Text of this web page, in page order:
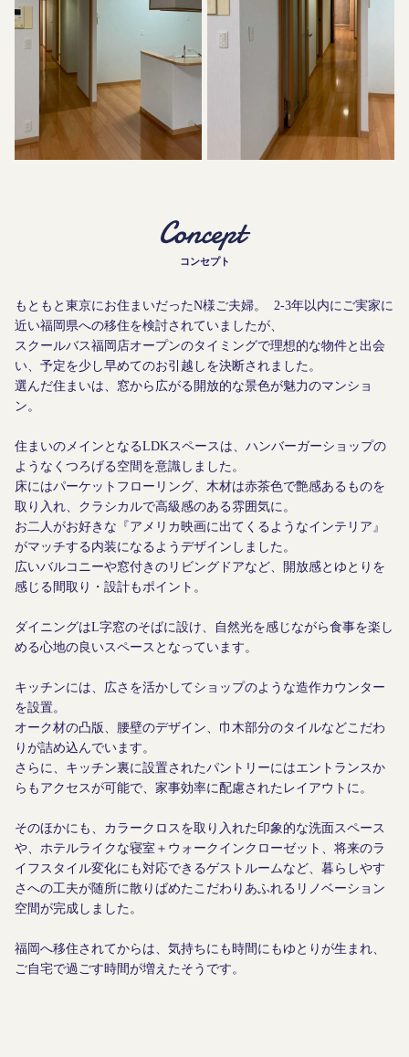
コンセプト
もともと東京にお住まいだったN様ご夫婦。 2-3年以内にご実家に
近い福岡県への移住を検討されていましたが、
スクールバス福岡店オープンのタイミングで理想的な物件と出会
い、予定を少し早めてのお引越しを決断されました。
選んだ住まいは、窓から広がる開放的な景色が魅力のマンショ
ン。
住まいのメインとなるLDKスペースは、ハンバーガーショップの
ようなくつろげる空間を意識しました。
床にはパーケットフローリング、木材は赤茶色で艶感あるものを
取り入れ、クラシカルで高級感のある雰囲気に。
お二人がお好きな『アメリカ映画に出てくるようなインテリア』
がマッチする内装になるようデザインしました。
広いバルコニーや窓付きのリビングドアなど、開放感とゆとりを
感じる間取り・設計もポイント。
ダイニングはL字窓のそばに設け、自然光を感じながら食事を楽し
める心地の良いスペースとなっています。
キッチンには、広さを活かしてショップのような造作カウンター
を設置。
オーク材の凸版、腰壁のデザイン、巾木部分のタイルなどこだわ
りが詰め込んでいます。
さらに、キッチン裏に設置されたパントリーにはエントランスか
らもアクセスが可能で、家事効率に配慮されたレイアウトに。
そのほかにも、カラークロスを取り入れた印象的な洗面スペース
や、ホテルライクな寝室＋ウォークインクローゼット、将来のラ
イフスタイル変化にも対応できるゲストルームなど、暮らしやす
さへの工夫が随所に散りばめたこだわりあふれるリノベーション
空間が完成しました。
福岡へ移住されてからは、気持ちにも時間にもゆとりが生まれ、
ご自宅で過ごす時間が増えたそうです。